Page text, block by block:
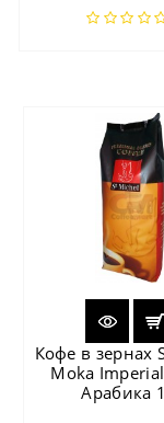
Кофе в зернах
Moka
Арабика